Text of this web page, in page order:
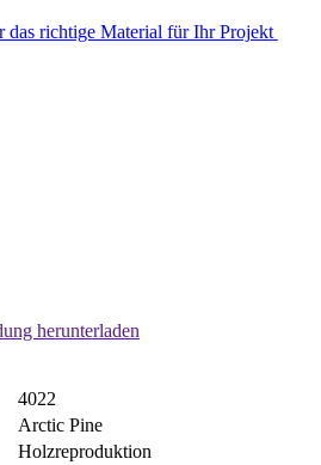
das richtige Material für Ihr Projekt
herunterladen
4022
Arctic Pine
Holzreproduktion